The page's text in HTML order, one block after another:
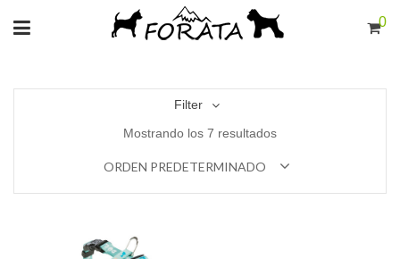
0
Filter
Mostrando los 7 resultados
ORDEN PREDETERMINADO